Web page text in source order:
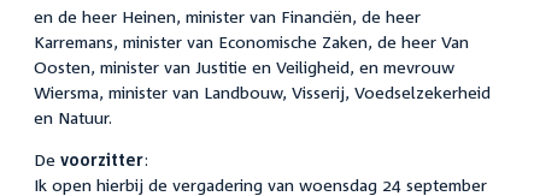
en de heer Heinen, minister van Financiën, de heer
Karremans, minister van Economische Zaken, de heer Van
Oosten, minister van Justitie en Veiligheid, en mevrouw
Wiersma, minister van Landbouw, Visserij, Voedselzekerheid
en Natuur.
De voorzitter:
Ik open hierbij de vergadering van woensdag 24 september